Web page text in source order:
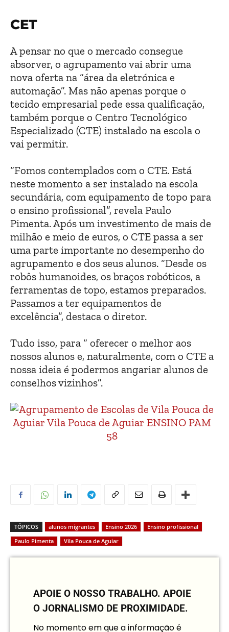
CET
A pensar no que o mercado consegue
absorver, o agrupamento vai abrir uma
nova oferta na “área da eletrónica e
automação”. Mas não apenas porque o
tecido empresarial pede essa qualificação,
também porque o Centro Tecnológico
Especializado (CTE) instalado na escola o
vai permitir.
“Fomos contemplados com o CTE. Está
neste momento a ser instalado na escola
secundária, com equipamento de topo para
o ensino profissional”, revela Paulo
Pimenta. Após um investimento de mais de
milhão e meio de euros, o CTE passa a ser
uma parte importante no desempenho do
agrupamento e dos seus alunos. “Desde os
robôs humanoides, os braços robóticos, a
ferramentas de topo, estamos preparados.
Passamos a ter equipamentos de
excelência”, destaca o diretor.
Tudo isso, para “ oferecer o melhor aos
nossos alunos e, naturalmente, com o CTE a
nossa ideia é podermos angariar alunos de
conselhos vizinhos”.
TÓPICOS alunos migrantes Ensino 2026
Ensino profissional
Paulo Pimenta
Vila Pouca de Aguiar
APOIE O NOSSO TRABALHO. APOIE
O JORNALISMO DE PROXIMIDADE.
No momento em que a informação é